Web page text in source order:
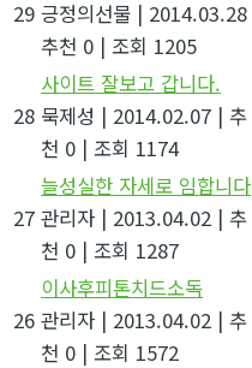
29 긍정의선물 | 2014.03.28
추천 0 | 조회 1205
28
사이트 잘보고 갑니다.
묵제성 | 2014.02.07 | 추
천 0 | 조회 1174
27
늘성실한 자세로 임합니다
관리자 | 2013.04.02 | 추
천 0 | 조회 1287
26
이사후피톤치드소독
관리자 | 2013.04.02 | 추
천 0 | 조회 1572